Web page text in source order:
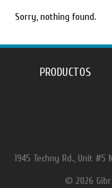
Sorry, nothing found.
PRODUCTOS
1945 Techny Rd., Unit #5
© 2026